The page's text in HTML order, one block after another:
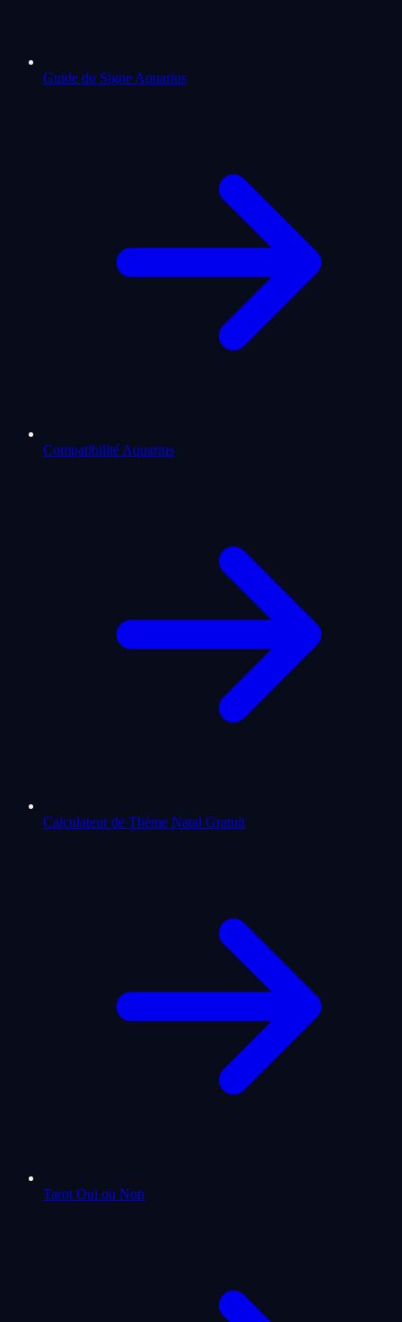
Guide du Signe Aquarius
Compatibilité Aquarius
Calculateur de Thème Natal Gratuit
Tarot Oui ou Non